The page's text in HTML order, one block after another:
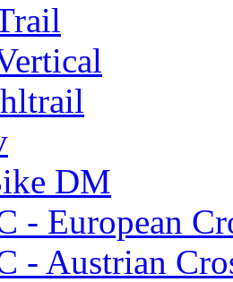
DM
- European
- Austrian